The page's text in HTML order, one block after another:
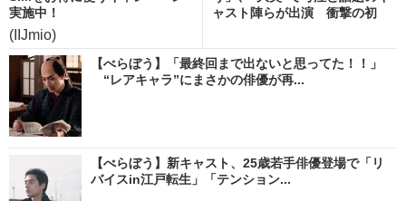
実施中！
(IIJmio)
ャスト陣らが出演 衝撃の初
【べらぼう】「最終回まで出ないと思ってた！！」
“レアキャラ”にまさかの俳優が再...
【べらぼう】新キャスト、25歳若手俳優登場で「リ
バイスin江戸転生」「テンション...